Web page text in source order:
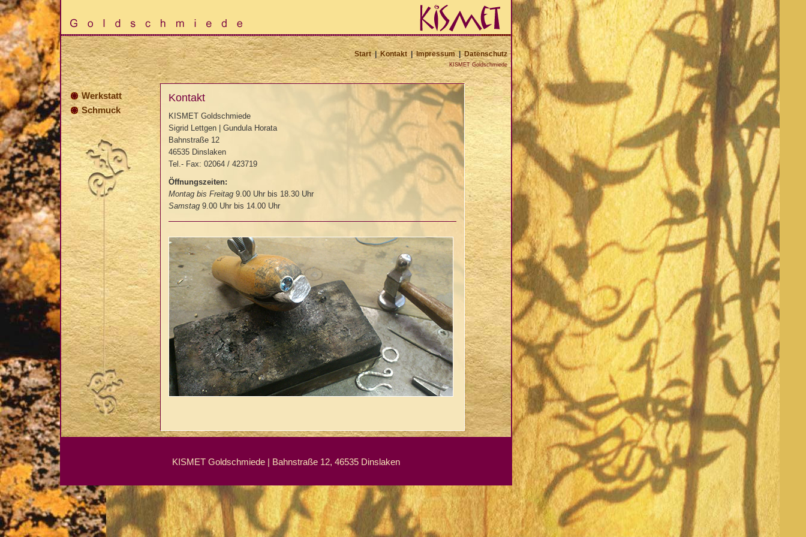
Start| Kontakt| Impressum|Datenschutz
KISMET Goldschmiede
Werkstatt
Schmuck
Kontakt
KISMET Goldschmiede
Sigrid Lettgen | Gundula Horata
Bahnstraße 12
46535 Dinslaken
Tel.- Fax: 02064 / 423719
Öffnungszeiten:
Montag bis Freitag9.00 Uhr bis 18.30 Uhr
Samstag9.00 Uhr bis 14.00 Uhr
KISMET Goldschmiede | Bahnstraße 12, 46535 Dinslaken